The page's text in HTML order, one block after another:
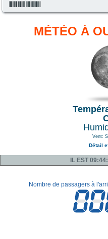
MÉTÉO À
Vent:
Détail
IL EST
Nombre de passagers à